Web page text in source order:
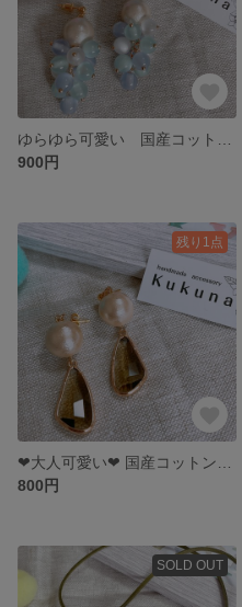
900円
残り1点
800円
SOLD OUT